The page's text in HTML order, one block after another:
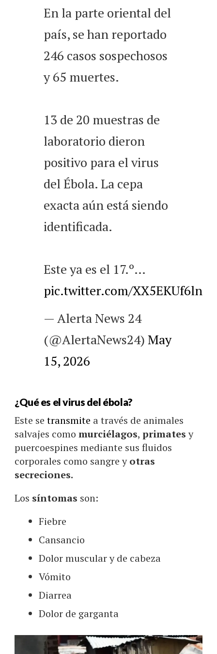
En la parte oriental del
país, se han reportado
246 casos sospechosos
y 65 muertes.
13 de 20 muestras de
laboratorio dieron
positivo para el virus
del Ébola. La cepa
exacta aún está siendo
identificada.
Este ya es el 17.º…
pic.twitter.com/XX5EKUf6ln
— Alerta News 24
(@AlertaNews24) May
15, 2026
¿Qué es el virus del ébola?
Este se transmite a través de animales
salvajes como murciélagos, primatesy
puercoespines mediante sus fluidos
corporales como sangre yotras
secreciones.
Los síntomas son:
Fiebre
Cansancio
Dolor muscular y de cabeza
Vómito
Diarrea
Dolor de garganta